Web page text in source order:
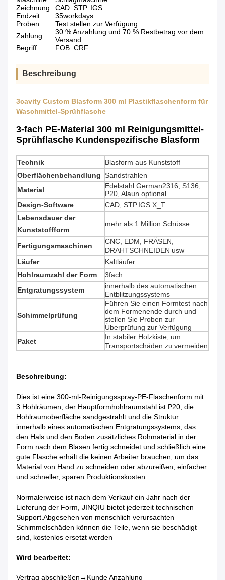
Zeichnung: CAD. STP. IGS
Endzeit:
35workdays
Proben:
Test stellen zur Verfügung
Zahlung:
30 % Anzahlung und 70 % Restbetrag vor dem
Versand
Begriff:
FOB. CRF
Beschreibung
3cavity Custom Blasform 300 ml Plastikflaschenform für
Waschmittel-Sprühflasche
3-fach PE-Material 300 ml Reinigungsmittel-
Sprühflasche Kundenspezifische Blasform
Technik
Blasform aus Kunststoff
Oberflächenbehandlung Sandstrahlen
Material
Edelstahl German2316, S136,
P20, Alaun optional
Design-Software
CAD, STP.IGS.X_T
Lebensdauer der
Kunststoffform
mehr als 1 Million Schüsse
Fertigungsmaschinen
CNC, EDM, FRÄSEN,
DRAHTSCHNEIDEN usw
Läufer
Kaltläufer
Hohlraumzahl der Form
3fach
Entgratungssystem
innerhalb des automatischen
Entblitzungssystems
Schimmelprüfung
Führen Sie einen Formtest nach
dem Formenende durch und
stellen Sie Proben zur
Überprüfung zur Verfügung
Paket
In stabiler Holzkiste, um
Transportschäden zu vermeiden
Beschreibung:
Dies ist eine 300-ml-Reinigungsspray-PE-Flaschenform mit
3 Hohlräumen, der Hauptformhohlraumstahl ist P20, die
Hohlraumoberfläche sandgestrahlt und die Struktur
innerhalb eines automatischen Entgratungssystems, das
den Hals und den Boden zusätzliches Rohmaterial in der
Form nach dem Blasen fertig schneidet und schließlich eine
gute Flasche erhält die keinen Arbeiter brauchen, um das
Material von Hand zu schneiden oder abzureißen, einfacher
und schneller, sparen Produktionskosten.
Normalerweise ist nach dem Verkauf ein Jahr nach der
Lieferung der Form, JINQIU bietet jederzeit technischen
Support.Abgesehen von menschlich verursachten
Schimmelschäden können die Teile, wenn sie beschädigt
sind, kostenlos ersetzt werden
Wird bearbeitet:
Vertrag abschließen→Kunde Anzahlung